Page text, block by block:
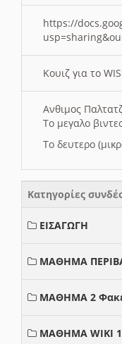
https://
Κουιζ για το
Ανθιμος
Το μεγαλο
Το δευτερο
Κατηγορίες
ΕΙΣΑΓΩΓΗ
ΜΑΘΗΜΑ
ΜΑΘΗΜΑ 2
ΜΑΘΗΜΑ WIKI 1